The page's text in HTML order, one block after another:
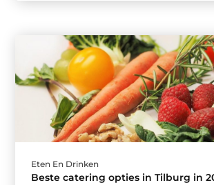
Eten En Drinken
Beste catering opties in Tilburg in